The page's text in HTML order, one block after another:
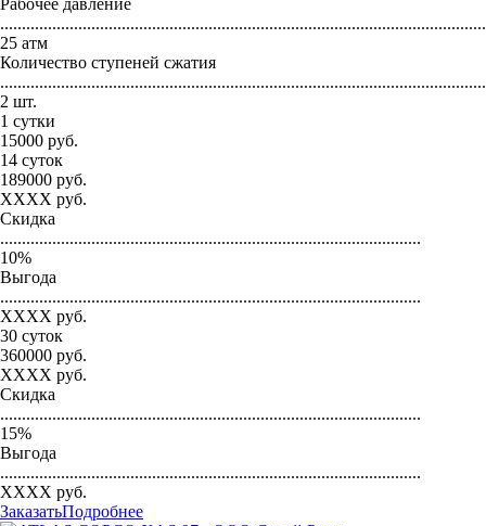
Рабочее давление
25 атм
Количество ступеней сжатия
2 шт.
1 сутки
15000 руб.
14 суток
189000 руб.
XXXX руб.
Скидка
.................................................................................................
10%
Выгода
.................................................................................................
XXXX руб.
30 суток
360000 руб.
XXXX руб.
Скидка
.................................................................................................
15%
Выгода
.................................................................................................
XXXX руб.
ЗаказатьПодробнее